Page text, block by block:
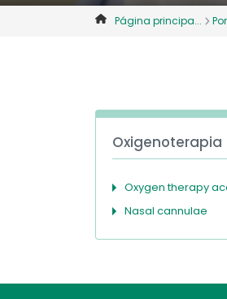
Página principa...
Oxigenoterapia
Oxygen therapy
Nasal cannulae